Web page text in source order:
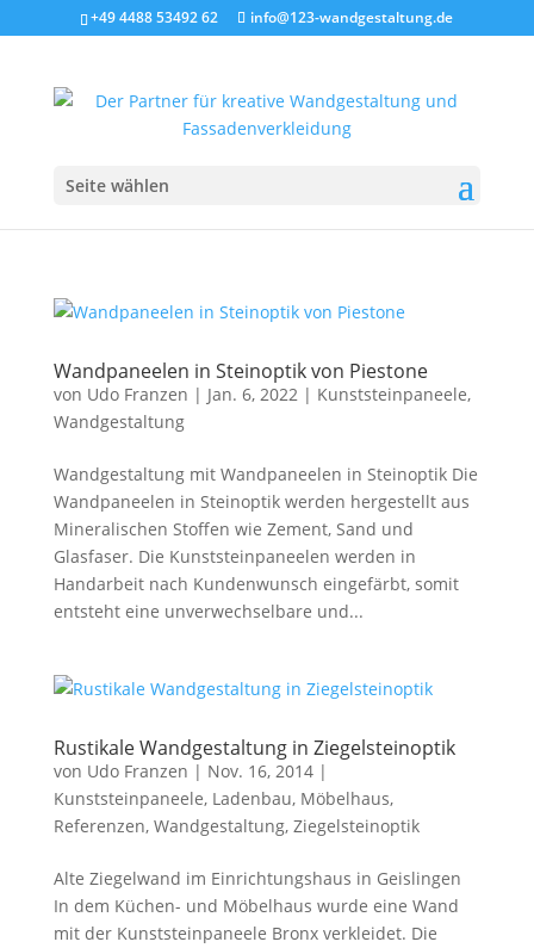
+49 4488 53492 62 info@123-wandgestaltung.de
Seite wählen
Wandpaneelen in Steinoptik von Piestone
von Udo Franzen | Jan. 6, 2022| Kunststeinpaneele,
Wandgestaltung
Wandgestaltung mit Wandpaneelen in Steinoptik Die
Wandpaneelen in Steinoptik werden hergestellt aus
Mineralischen Stoffen wie Zement, Sand und
Glasfaser. Die Kunststeinpaneelen werden in
Handarbeit nach Kundenwunsch eingefärbt, somit
entsteht eine unverwechselbare und...
Rustikale Wandgestaltung in Ziegelsteinoptik
von Udo Franzen | Nov. 16, 2014|
Kunststeinpaneele, Ladenbau, Möbelhaus,
Referenzen, Wandgestaltung, Ziegelsteinoptik
Alte Ziegelwand im Einrichtungshaus in Geislingen
In dem Küchen- und Möbelhaus wurde eine Wand
mit der Kunststeinpaneele Bronx verkleidet. Die